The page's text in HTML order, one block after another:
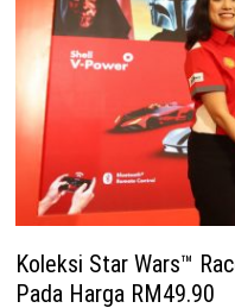
Koleksi Star Wars™
Pada Harga RM49.90